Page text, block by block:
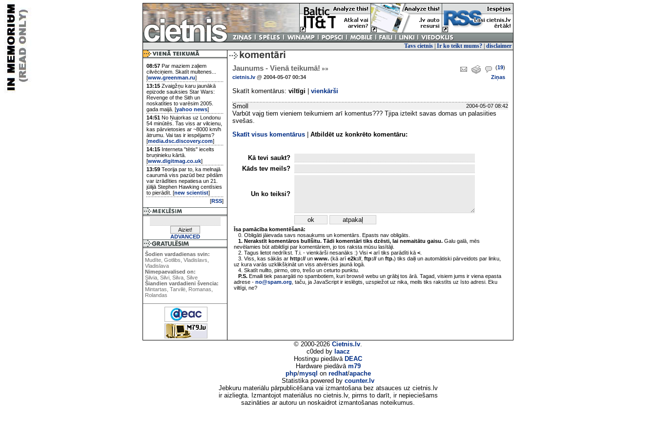
Tavs cietnis Ir ko teikt mums? disclaimer
08:57 Par maziem zaļiem
cilvēciņiem. Skatīt multenes...
[www.greenman.ru]
13:15 Zvaigžņu karu jaunākā
epizode sauksies Star Wars:
Revenge of the Sith un
noskatīties to varēsim 2005.
gada maijā. [yahoo news]
14:51 No Ņujorkas uz Londonu
54 minūtēs. Tas viss ar vilcienu,
kas pārvietosies ar ~8000 km/h
ātrumu. Vai tas ir iespējams?
[media.dsc.discovery.com]
14:15 Interneta "tētis" iecelts
bruņinieku kārtā.
[www.digitmag.co.uk]
13:59 Teorija par to, ka melnajā
caurumā viss pazūd bez pēdām
var izrādīties nepatiesa un 21.
jūlijā Stephen Hawking centīsies
to pierādīt. [new scientist]
[RSS]
ADVANCED
Šodien vardadienas svin:
Mudīte, Gotlibs, Vladislavs,
Vladislava
Nimepaevalised on:
Silvia, Silvi, Silva, Silve
Šiandien vardadieni švencia:
Mintartas, Tarvilė, Romanas,
Rolandas
Jaunums - Vienā teikumā! »» (19)
cietnis.lv @ 2004-05-07 00:34 Ziņas
Skatīt komentārus: viltīgi vienkārši
Smoll 2004-05-07 08:42
Varbūt vajg tiem vieniem teikumiem arī komentus??? Tjipa izteikt savas domas un palasiities
svešas.
Skatīt visus komentārus
Atbildēt uz konkrēto komentāru:
Kā tevi saukt?
Kāds tev meils?
Un ko teiksi?
Īsa pamācība komentēšanā:
0. Obligāti jāievada savs nosaukums un komentārs. Epasts nav obligāts.
1. Nerakstīt komentāros bullšitu. Tādi komentāri tiks dzēsti, lai nemaitātu gaisu. Galu galā, mēs
nevēlamies būt atbildīgi par komentāriem, jo tos raksta mūsu lasītāji.
2. Tagus lietot nedrīkst. T.i. - vienkārši nesanāks :) Visi < arī tiks parādīti kā <
3. Viss, kas sākās ar http:// un www. (kā arī e2k:// ftp:// un ftp.) tiks daiļi un automātiski pārveidots par linku,
uz kura varās uzklikšķināt un viss atvērsies jaunā logā.
4. Skatīt nullto, pirmo, otro, trešo un ceturto punktu.
P.S. Emaili tiek pasargāti no spambotiem, kuri browsē webu un grābj tos ārā. Tagad, visiem jums ir viena epasta
adrese - no@spam.org , taču, ja JavaScript ir ieslēgts, uzspiežot uz nika, meils tiks rakstīts uz īsto adresi. Eku
viltīgi, ne?
© 2000-2026 Cietnis.lv.
c0ded by laacz
Hostingu piedāvā DEAC
Hardware piedāvā m79
php/mysql on redhat/apache
Statistika powered by counter.lv
Jebkuru materiālu pārpublicēšana vai izmantošana bez atsauces uz cietnis.lv
ir aizliegta. Izmantojot materiālus no cietnis.lv, pirms to darīt, ir nepieciešams
sazināties ar autoru un noskaidrot izmantošanas noteikumus.